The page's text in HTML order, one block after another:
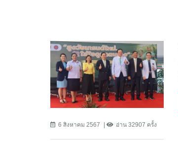
6 สิงหาคม 2567 อ่าน 32907 ครั้ง